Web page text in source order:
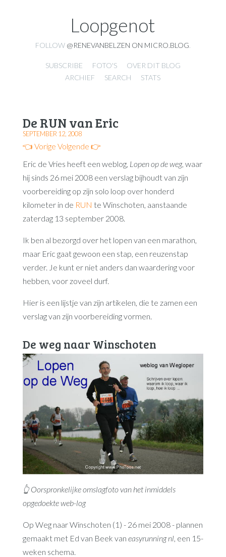
Loopgenot
FOLLOW @RENEVANBELZEN ON MICRO.BLOG
SUBSCRIBE FOTO'S
OVER DIT BLOG
ARCHIEF
SEARCH STATS
De RUN van Eric
SEPTEMBER 12, 2008
👈 Vorige Volgende 👉
Eric de Vries heeft een weblog, Lopen op de weg, waar
hij sinds 26 mei 2008 een verslag bijhoudt van zijn
voorbereiding op zijn solo loop over honderd
kilometer in de RUN te Winschoten, aanstaande
zaterdag 13 september 2008.
Ik ben al bezorgd over het lopen van een marathon,
maar Eric gaat gewoon een stap, een reuzenstap
verder. Je kunt er niet anders dan waardering voor
hebben, voor zoveel durf.
Hier is een lijstje van zijn artikelen, die te zamen een
verslag van zijn voorbereiding vormen.
De weg naar Winschoten
👆 Oorspronkelijke omslagfoto van het inmiddels
opgedoekte web-log
Op Weg naar Winschoten (1) - 26 mei 2008 - plannen
gemaakt met Ed van Beek van easyrunning nl , een 15-
weken schema.